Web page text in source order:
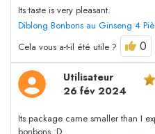
Its taste is very pleasant.
Diblong Bonbons au Ginseng 4
Cela vous a-t-il été utile ?
0
Utilisateur
26 fév 2024
Its package came smaller than I